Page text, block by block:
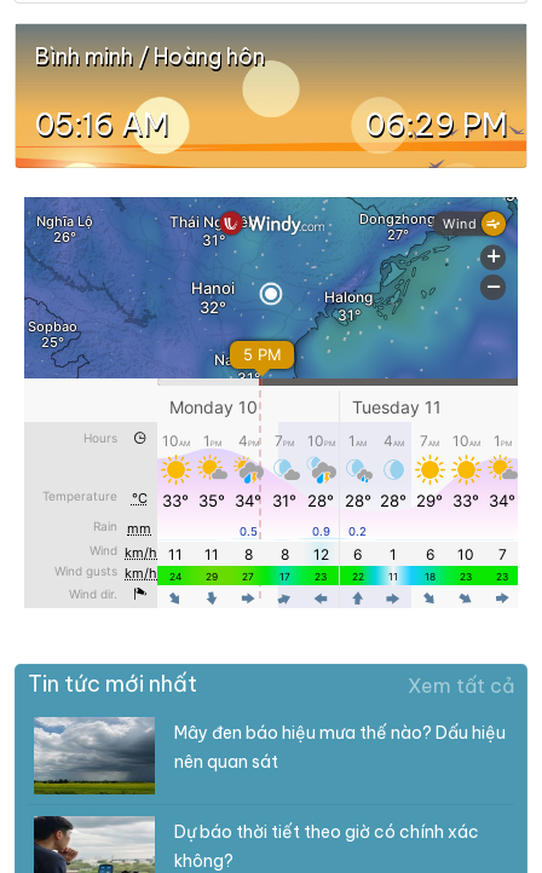
Bình minh / Hoàng hôn
05:16 AM 06:29 PM
Tin tức mới nhất Xem tất cả
Mây đen báo hiệu mưa thế nào? Dấu hiệu
nên quan sát
Dự báo thời tiết theo giờ có chính xác
không?